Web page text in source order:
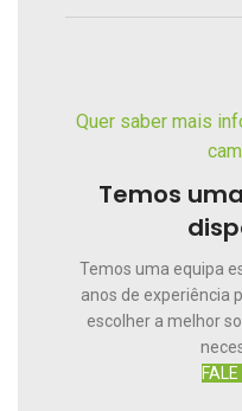
Quer saber mais
Temos
Temos uma equipa
anos de experiência
escolher a melhor